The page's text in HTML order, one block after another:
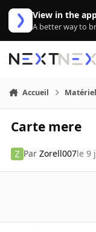
Aller au contenu
View in the
A better way to
Accueil
Carte mere
ParZorell007le 9